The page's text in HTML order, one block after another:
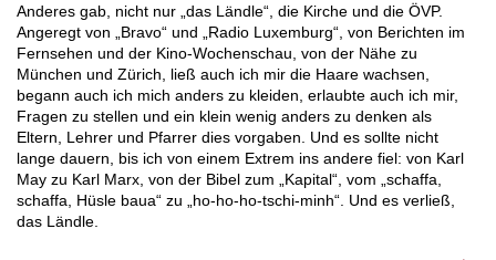
Anderes gab, nicht nur „das Ländle“, die Kirche und die ÖVP.
Angeregt von „Bravo“ und „Radio Luxemburg“, von Berichten im
Fernsehen und der Kino-Wochenschau, von der Nähe zu
München und Zürich, ließ auch ich mir die Haare wachsen,
begann auch ich mich anders zu kleiden, erlaubte auch ich mir,
Fragen zu stellen und ein klein wenig anders zu denken als
Eltern, Lehrer und Pfarrer dies vorgaben. Und es sollte nicht
lange dauern, bis ich von einem Extrem ins andere fiel: von Karl
May zu Karl Marx, von der Bibel zum „Kapital“, vom „schaffa,
schaffa, Hüsle baua“ zu „ho-ho-ho-tschi-minh“. Und es verließ,
das Ländle.